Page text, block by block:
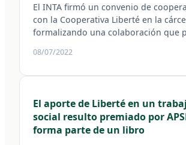
El INTA firmó un convenio de
con la Cooperativa Liberté en la
formalizando una colaboración que
08/07/2022
El aporte de Liberté en un
social resulto premiado por
forma parte de un libro